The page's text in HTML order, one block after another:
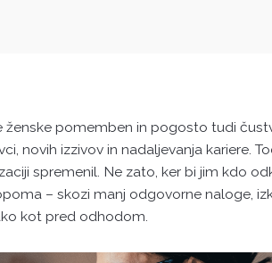
pomemben in pogosto tudi
novih izzivov in nadaljevanja kariere.
spremenil. Ne zato, ker bi jim kdo
– skozi manj odgovorne naloge,
kot pred odhodom.